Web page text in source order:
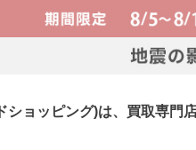
ョッピング)は、買取専門